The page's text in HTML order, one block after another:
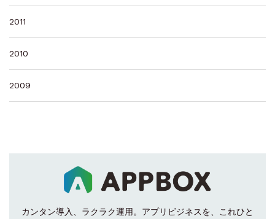
2011
2010
2009
カンタン導入、ラクラク運用。 アプリビジネスを、これひと